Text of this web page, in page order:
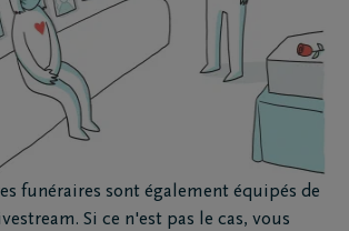
funéraires sont également équipés de
Si ce n'est pas le cas, vous